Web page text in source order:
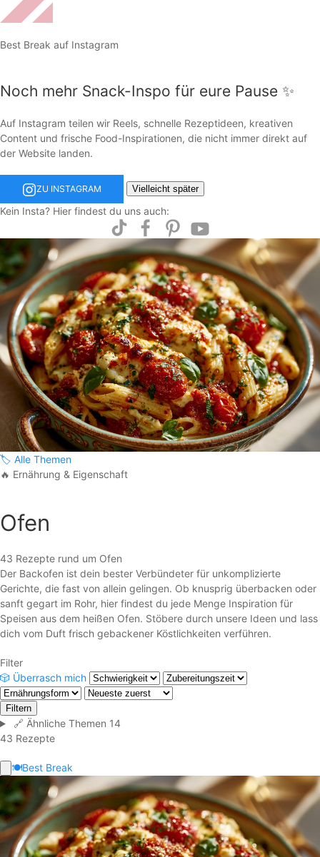
Best Break auf Instagram
Noch mehr Snack-Inspo für eure Pause ✨
Auf Instagram teilen wir Reels, schnelle Rezeptideen, kreativen
Content und frische Food-Inspirationen, die nicht immer direkt auf
der Website landen.
ZU INSTAGRAM Vielleicht später
Kein Insta? Hier findest du uns auch:
🏷️ Alle Themen
🔥 Ernährung & Eigenschaft
Ofen
43 Rezepte rund um Ofen
Der Backofen ist dein bester Verbündeter für unkomplizierte
Gerichte, die fast von allein gelingen. Ob knusprig überbacken oder
sanft gegart im Rohr, hier findest du jede Menge Inspiration für
Speisen aus dem heißen Ofen. Stöbere durch unsere Ideen und lass
dich vom Duft frisch gebackener Köstlichkeiten verführen.
Filter
🎲 Überrasch mich
Filtern
🔗 Ähnliche Themen 14
43 Rezepte
🍽️Best Break